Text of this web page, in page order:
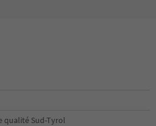
qualité Sud-Tyrol